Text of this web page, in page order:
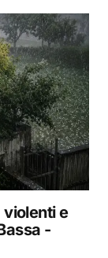
violenti e
-